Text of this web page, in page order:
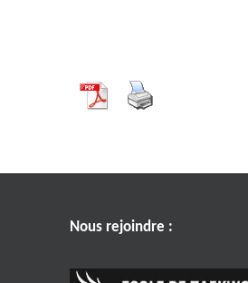
Nous rejoindre :